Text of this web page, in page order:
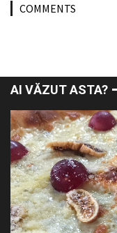
COMMENTS
AI VĂZUT ASTA?